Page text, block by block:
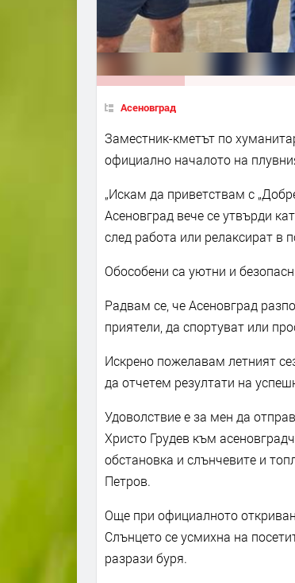
Асеновград
Заместник-кметът по
официално началото на
„Искам да приветствам с
Асеновград вече се утвърди
след работа или релаксират в
Обособени са уютни и
Радвам се, че Асеновград
приятели, да спортуват или
Искрено пожелавам летният
да отчетем резултати на
Удоволствие е за мен да
Христо Грудев към
обстановка и слънчевите и
Петров.
Още при официалното
Слънцето се усмихна на
разрази буря.